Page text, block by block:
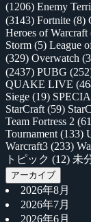
(1206) Enemy
(3143) Fortnite (8)
Heroes of Warcraft
Storm (5) League
(329) Overwatch
(2437) PUBG
QUAKE LIVE
Siege (19)
StarCraft (59)
Team Fortress 2
Tournament (133)
Warcraft3 (233)
トピック (12) 未
アーカイブ
2026年8月
2026年7月
2026年6月